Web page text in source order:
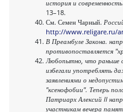
история и современность
13–18.
См. Семен Чарный.
http://www.religare.ru/
В Преамбуле Закона.
противопоставляется
Любопытно, что раньше
избегали употреблять
заявлениями о
"ксенофобии". Теперь
Патриарх Алексий II
участникам вечера